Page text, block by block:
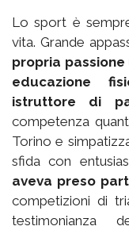
Lo sport è
vita. Grande
propria passione
educazione
istruttore di
competenza
Torino e
sfida con
aveva preso
competizioni di
testimonianza